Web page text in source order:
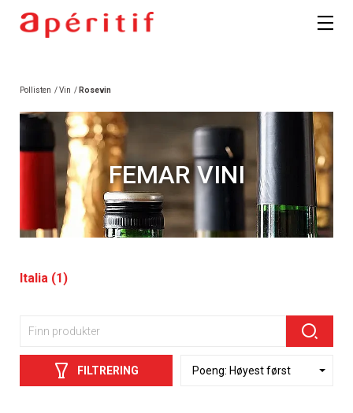
Pollisten /Vin / Rosevin
FEMAR VINI
Italia (1)
FILTRERING